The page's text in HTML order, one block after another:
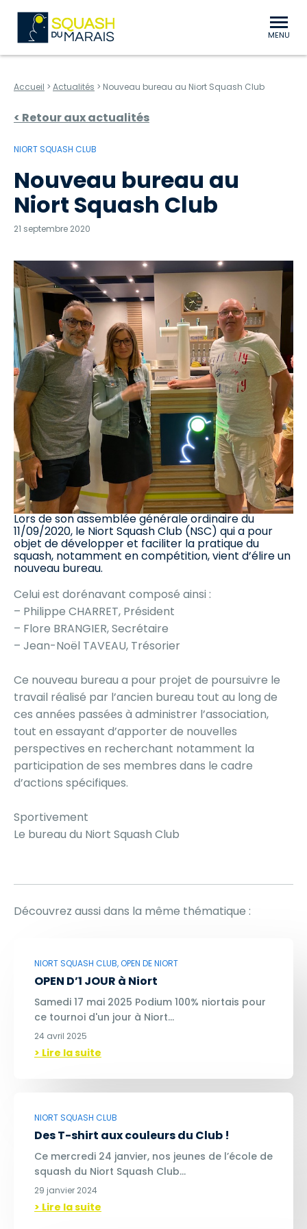
MENU
Accueil > Actualités > Nouveau bureau au Niort Squash Club
< Retour aux actualités
NIORT SQUASH CLUB
Nouveau bureau au
Niort Squash Club
21 septembre 2020
Lors de son assemblée générale ordinaire du
11/09/2020, le Niort Squash Club (NSC) qui a pour
objet de développer et faciliter la pratique du
squash, notamment en compétition, vient d’élire un
nouveau bureau.
Celui est dorénavant composé ainsi :
– Philippe CHARRET, Président
– Flore BRANGIER, Secrétaire
– Jean-Noël TAVEAU, Trésorier
Ce nouveau bureau a pour projet de poursuivre le
travail réalisé par l’ancien bureau tout au long de
ces années passées à administrer l’association,
tout en essayant d’apporter de nouvelles
perspectives en recherchant notamment la
participation de ses membres dans le cadre
d’actions spécifiques.
Sportivement
Le bureau du Niort Squash Club
Découvrez aussi dans la même thématique :
NIORT SQUASH CLUB, OPEN DE NIORT
OPEN D’1 JOUR à Niort
Samedi 17 mai 2025 Podium 100% niortais pour
ce tournoi d'un jour à Niort…
24 avril 2025
> Lire la suite
NIORT SQUASH CLUB
Des T-shirt aux couleurs du Club !
Ce mercredi 24 janvier, nos jeunes de l’école de
squash du Niort Squash Club…
29 janvier 2024
> Lire la suite